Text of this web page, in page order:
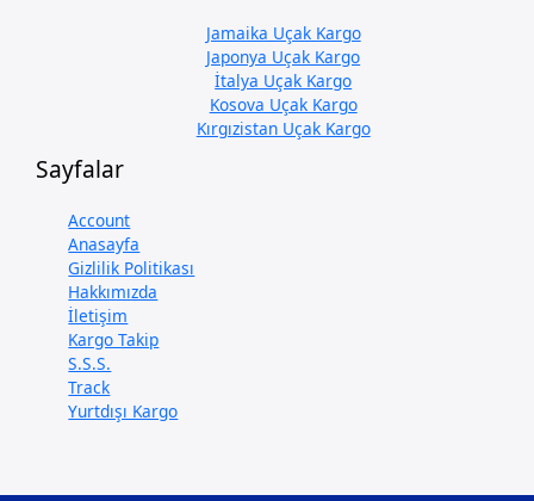
Jamaika Uçak Kargo
Japonya Uçak Kargo
İtalya Uçak Kargo
Kosova Uçak Kargo
Kırgızistan Uçak Kargo
Sayfalar
Account
Anasayfa
Gizlilik Politikası
Hakkımızda
İletişim
Kargo Takip
S.S.S.
Track
Yurtdışı Kargo